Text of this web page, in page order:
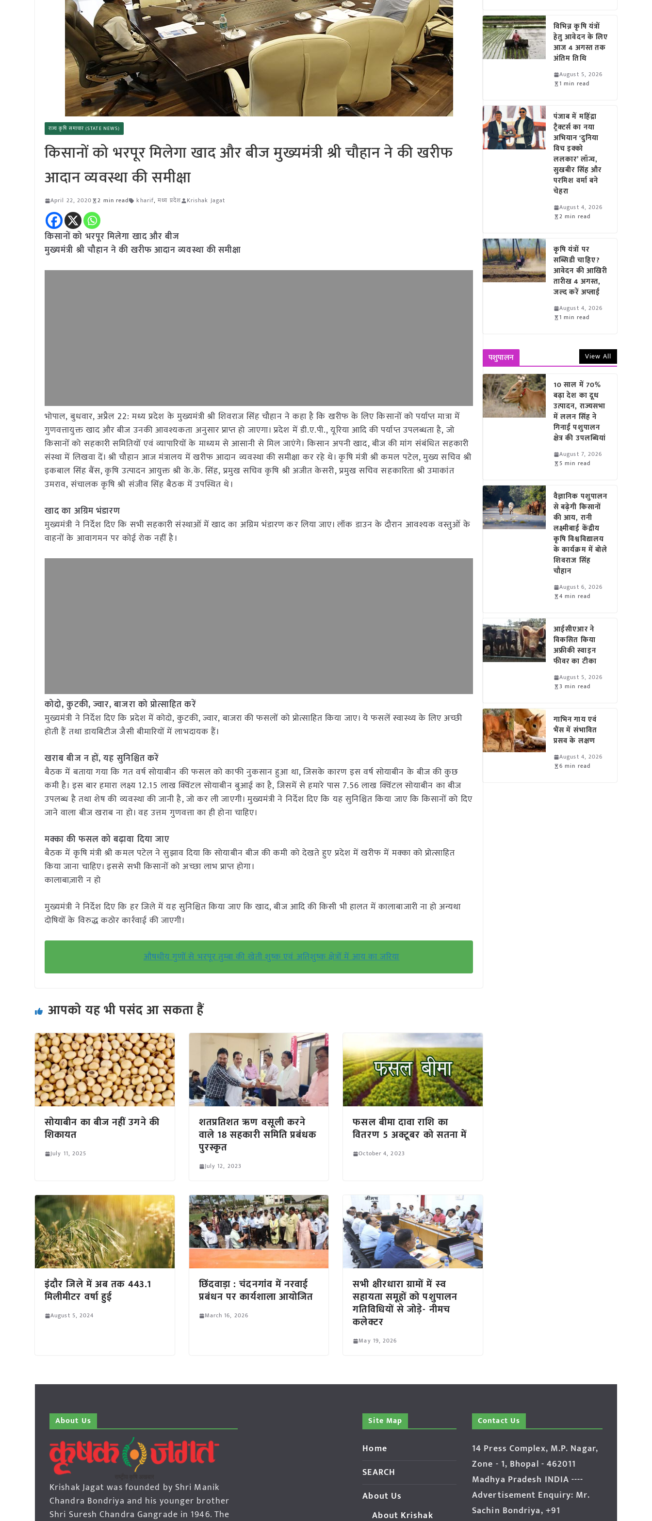
राज्य कृषि समाचार (STATE NEWS)
किसानों को भरपूर मिलेगा खाद और बीज मुख्यमंत्री श्री चौहान ने की खरीफ
आदान व्यवस्था की समीक्षा
April 22, 2020 2 min read kharif,मध्य प्रदेश Krishak Jagat
किसानों को भरपूर मिलेगा खाद और बीज
मुख्यमंत्री श्री चौहान ने की खरीफ आदान व्यवस्था की समीक्षा
भोपाल, बुधवार, अप्रैल 22: मध्य प्रदेश के मुख्यमंत्री श्री शिवराज सिंह चौहान ने कहा है कि खरीफ के लिए किसानों को पर्याप्त मात्रा में
गुणवत्तायुक्त खाद और बीज उनकी आवश्यकता अनुसार प्राप्त हो जाएगा। प्रदेश में डी.ए.पी., यूरिया आदि की पर्याप्त उपलब्धता है, जो
किसानों को सहकारी समितियों एवं व्यापारियों के माध्यम से आसानी से मिल जाएंगे। किसान अपनी खाद, बीज की मांग संबंधित सहकारी
संस्था में लिखवा दें। श्री चौहान आज मंत्रालय में खरीफ आदान व्यवस्था की समीक्षा कर रहे थे। कृषि मंत्री श्री कमल पटेल, मुख्य सचिव श्री
इकबाल सिंह बैंस, कृषि उत्पादन आयुक्त श्री के.के. सिंह, प्रमुख सचिव कृषि श्री अजीत केसरी, प्रमुख सचिव सहकारिता श्री उमाकांत
उमराव, संचालक कृषि श्री संजीव सिंह बैठक में उपस्थित थे।
खाद का अग्रिम भंडारण
मुख्यमंत्री ने निर्देश दिए कि सभी सहकारी संस्थाओं में खाद का अग्रिम भंडारण कर लिया जाए। लॉक डाउन के दौरान आवश्यक वस्तुओं के
वाहनों के आवागमन पर कोई रोक नहीं है।
कोदो, कुटकी, ज्वार, बाजरा को प्रोत्साहित करें
मुख्यमंत्री ने निर्देश दिए कि प्रदेश में कोदो, कुटकी, ज्वार, बाजरा की फसलों को प्रोत्साहित किया जाए। ये फसलें स्वास्थ्य के लिए अच्छी
होती हैं तथा डायबिटीज जैसी बीमारियों में लाभदायक हैं।
खराब बीज न हों, यह सुनिश्चित करें
बैठक में बताया गया कि गत वर्ष सोयाबीन की फसल को काफी नुकसान हुआ था, जिसके कारण इस वर्ष सोयाबीन के बीज की कुछ
कमी है। इस बार हमारा लक्ष्य 12.15 लाख क्विंटल सोयाबीन बुआई का है, जिसमें से हमारे पास 7.56 लाख क्विंटल सोयाबीन का बीज
उपलब्ध है तथा शेष की व्यवस्था की जानी है, जो कर ली जाएगी। मुख्यमंत्री ने निर्देश दिए कि यह सुनिश्चित किया जाए कि किसानों को दिए
जाने वाला बीज खराब ना हो। वह उत्तम गुणवत्ता का ही होना चाहिए।
मक्का की फसल को बढ़ावा दिया जाए
बैठक में कृषि मंत्री श्री कमल पटेल ने सुझाव दिया कि सोयाबीन बीज की कमी को देखते हुए प्रदेश में खरीफ में मक्का को प्रोत्साहित
किया जाना चाहिए। इससे सभी किसानों को अच्छा लाभ प्राप्त होगा।
कालाबाज़ारी न हो
मुख्यमंत्री ने निर्देश दिए कि हर जिले में यह सुनिश्चित किया जाए कि खाद, बीज आदि की किसी भी हालत में कालाबाजारी ना हो अन्यथा
दोषियों के विरुद्ध कठोर कार्रवाई की जाएगी।
औषधीय गुणों से भरपूर तुम्बा की खेती शुष्क एवं अतिशुष्क क्षेत्रों में आय का जरिया
आपको यह भी पसंद आ सकता हैं
सोयाबीन का बीज नहीं उगने की
शिकायत
July 11, 2025
शतप्रतिशत ऋण वसूली करने
वाले 18 सहकारी समिति प्रबंधक
पुरस्कृत
July 12, 2023
फसल बीमा दावा राशि का
वितरण 5 अक्टूबर को सतना में
October 4, 2023
इंदौर जिले में अब तक 443.1
मिलीमीटर वर्षा हुई
August 5, 2024
छिंदवाड़ा : चंदनगांव में नरवाई
प्रबंधन पर कार्यशाला आयोजित
March 16, 2026
सभी क्षीरधारा ग्रामों में स्‍व
सहायता समूहों को पशुपालन
गतिविधियों से जोड़े- नीमच
कलेक्टर
May 19, 2026
विभिन्न कृषि यंत्रों
हेतु आवेदन के लिए
आज 4 अगस्त तक
अंतिम तिथि
August 5, 2026
1 min read
पंजाब में महिंद्रा
ट्रैक्टर्स का नया
अभियान ‘दुनिया
विच इक्को
ललकार’ लॉन्च,
सुखबीर सिंह और
परमिश वर्मा बने
चेहरा
August 4, 2026
2 min read
कृषि यंत्रों पर
सब्सिडी चाहिए?
आवेदन की आखिरी
तारीख 4 अगस्त,
जल्द करें अप्लाई
August 4, 2026
1 min read
पशुपालन View All
10 साल में 70%
बढ़ा देश का दूध
उत्पादन, राज्यसभा
में ललन सिंह ने
गिनाईं पशुपालन
क्षेत्र की उपलब्धियां
August 7, 2026
5 min read
वैज्ञानिक पशुपालन
से बढ़ेगी किसानों
की आय, रानी
लक्ष्मीबाई केंद्रीय
कृषि विश्वविद्यालय
के कार्यक्रम में बोले
शिवराज सिंह
चौहान
August 6, 2026
4 min read
आईसीएआर ने
विकसित किया
अफ्रीकी स्वाइन
फीवर का टीका
August 5, 2026
3 min read
गाभिन गाय एवं
भैंस में संभावित
प्रसव के लक्षण
August 4, 2026
6 min read
About Us
Krishak Jagat was founded by Shri Manik
Chandra Bondriya and his younger brother
Shri Suresh Chandra Gangrade in 1946. The
Site Map
Home
SEARCH
About Us
About Krishak
Contact Us
14 Press Complex, M.P. Nagar,
Zone - 1, Bhopal - 462011
Madhya Pradesh INDIA ----
Advertisement Enquiry: Mr.
Sachin Bondriya, +91